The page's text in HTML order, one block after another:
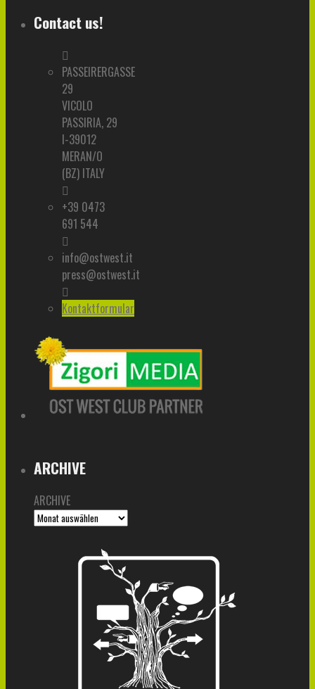
Contact us!
PASSEIRERGASSE
29
VICOLO
PASSIRIA, 29
I-39012
MERAN/O
(BZ) ITALY
+39 0473
691 544
info@ostwest.it
press@ostwest.it
Kontaktformular
ARCHIVE
ARCHIVE